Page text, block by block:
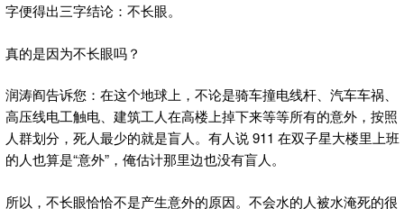
字便得出三字结论：不长眼。
真的是因为不长眼吗？
润涛阎告诉您：在这个地球上，不论是骑车撞电线杆、汽车车祸、
高压线电工触电、建筑工人在高楼上掉下来等等所有的意外，按照
人群划分，死人最少的就是盲人。有人说 911 在双子星大楼里上班
的人也算是“意外”，俺估计那里边也没有盲人。
所以，不长眼恰恰不是产生意外的原因。不会水的人被水淹死的很